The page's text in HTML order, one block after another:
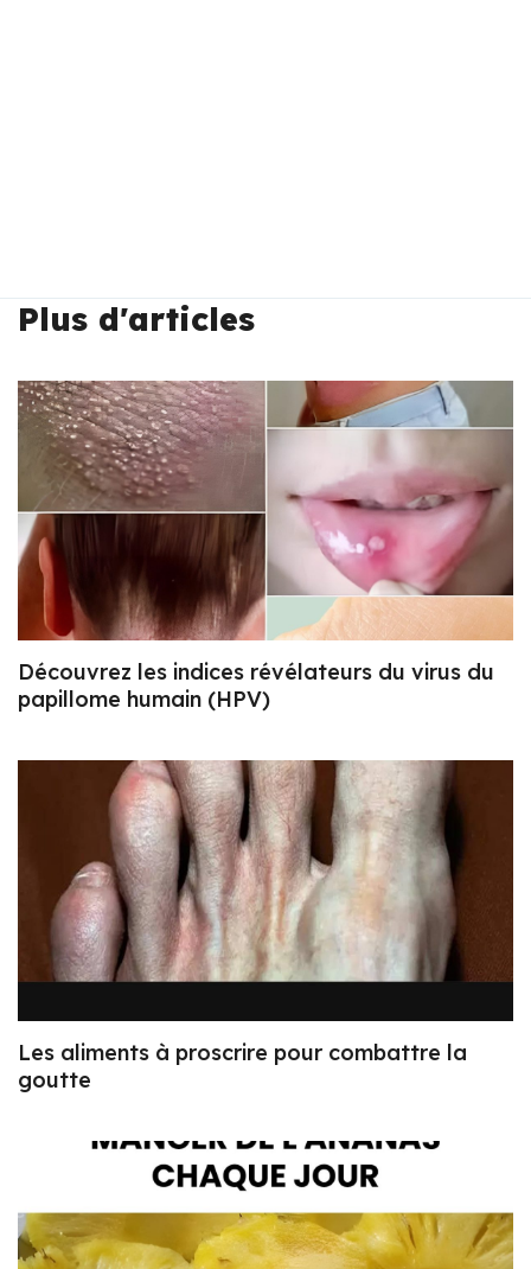
Plus d'articles
Découvrez les indices révélateurs du virus du
papillome humain (HPV)
Les aliments à proscrire pour combattre la
goutte